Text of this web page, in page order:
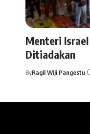
Menteri
Ditiadakan
ByRagil Wiji Pangestu